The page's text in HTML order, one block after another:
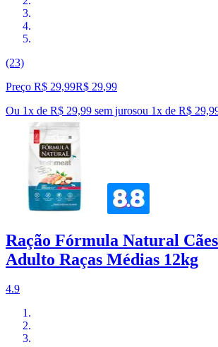
(23)
Preço R$ 29,99R$ 29,99
Ou 1x de R$ 29,99 sem jurosou 1x de R$
Ração Fórmula Natural
Adulto Raças Médias 12kg
4.9